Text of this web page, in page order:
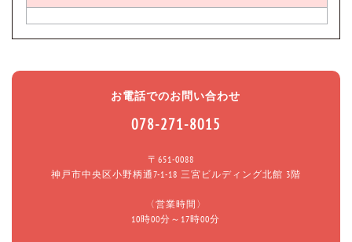
お電話でのお問い合わせ
078-271-8015
〒651-0088
神戸市中央区小野柄通7-1-18 三宮ビルディング北館 3階
〈営業時間〉
10時00分～17時00分